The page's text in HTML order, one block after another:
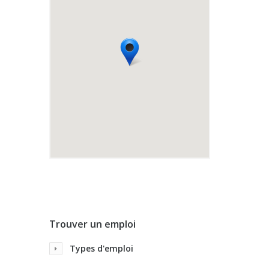
Trouver un emploi
Types d'emploi